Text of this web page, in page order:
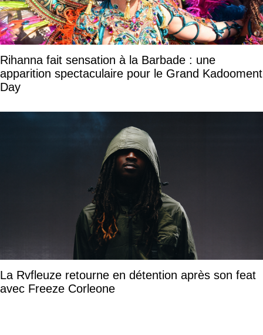
Rihanna fait sensation à la Barbade : une
apparition spectaculaire pour le Grand Kadooment
Day
La Rvfleuze retourne en détention après son feat
avec Freeze Corleone